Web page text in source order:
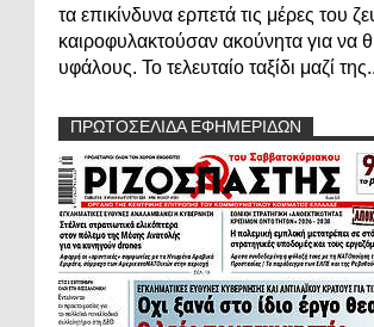
τα επικίνδυνα ερπετά τις μέρες του
καιροφυλακτούσαν ακούνητα για να
υφάλους. Το τελευταίο ταξίδι μαζί
ΠΡΩΤΟΣΕΛΙΔΑ ΕΦΗΜΕΡΙΔΩΝ